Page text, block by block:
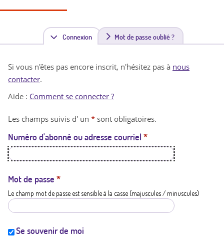
Connexion(
n
t
a
t
i
Mot de passe oublié ?
Si vous n'êtes pas encore inscrit, n'hésitez pas à nous
contacter.
Aide : Comment se connecter ?
Les champs suivis d' un * sont obligatoires.
Numéro d'abonné ou adresse courriel *
Mot de passe *
Le champ mot de passe est sensible à la casse (majuscules / minuscules)
Se souvenir de moi